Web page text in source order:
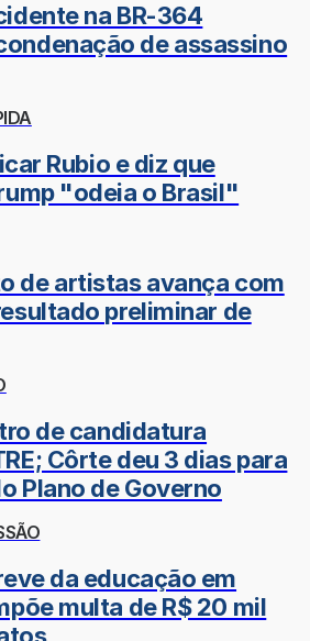
na BR-364
de assassino
Rubio e diz que
"odeia o Brasil"
de artistas avança com
preliminar de
de candidatura
Côrte deu 3 dias para
Plano de Governo
da educação em
multa de R$ 20 mil